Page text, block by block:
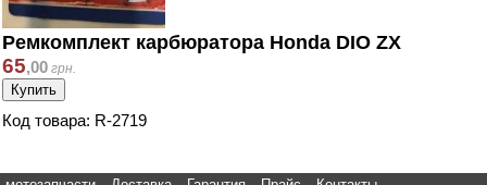
Ремкомплект карбюратора Honda DIO ZX
65,00 грн.
Код товара: R-2719